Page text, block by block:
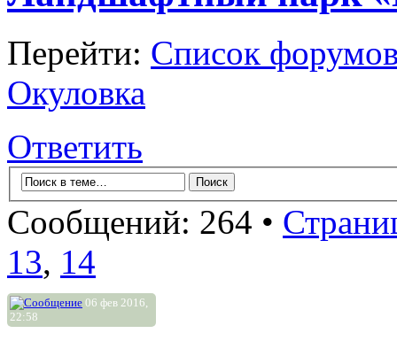
Перейти: Список
Окуловка
Ответить
Сообщений: 264 •
13, 14
06 фев 2016,
22:58